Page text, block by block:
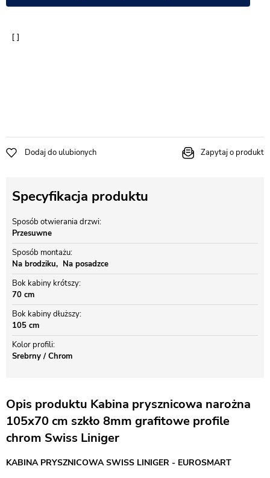
Dodaj do ulubionych Zapytaj o produkt
Specyfikacja produktu
Sposób otwierania drzwi
Przesuwne
Sposób montażu
Na brodziku
Na posadzce
Bok kabiny krótszy
70 cm
Bok kabiny dłuższy
105 cm
Kolor profili
Srebrny / Chrom
Opis produktu Kabina prysznicowa narożna
105x70 cm szkło 8mm grafitowe profile
chrom Swiss Liniger
KABINA PRYSZNICOWA SWISS LINIGER - EUROSMART